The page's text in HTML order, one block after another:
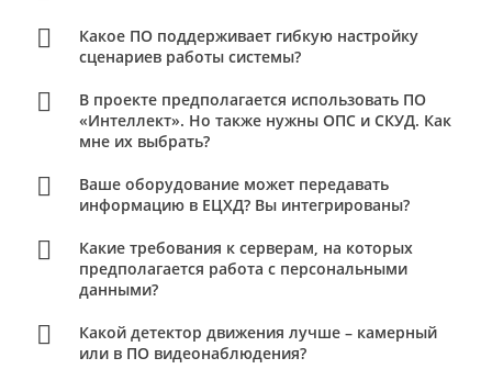
Какое ПО поддерживает гибкую настройку
сценариев работы системы?
В проекте предполагается использовать ПО
«Интеллект». Но также нужны ОПС и СКУД. Как
мне их выбрать?
Ваше оборудование может передавать
информацию в ЕЦХД? Вы интегрированы?
Какие требования к серверам, на которых
предполагается работа с персональными
данными?
Какой детектор движения лучше – камерный
или в ПО видеонаблюдения?